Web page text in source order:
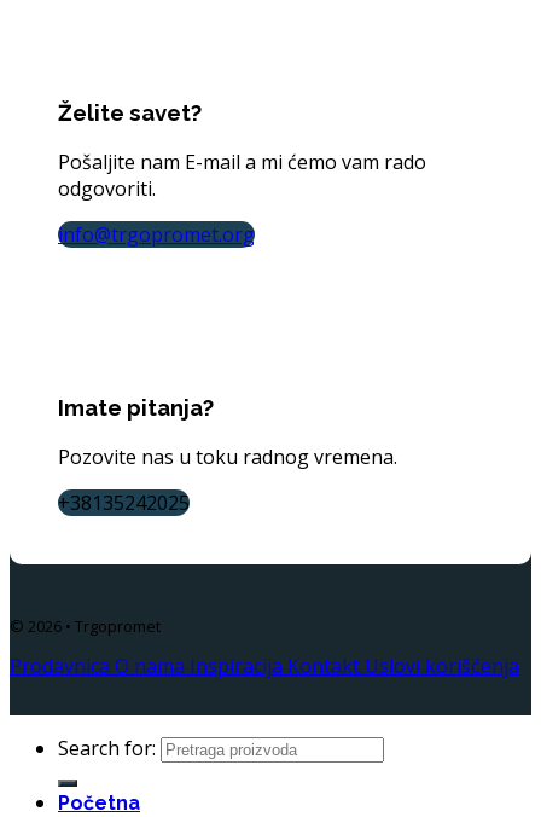
Želite savet?
Pošaljite nam E-mail a mi ćemo vam rado
odgovoriti.
info@trgopromet.org
Imate pitanja?
Pozovite nas u toku radnog vremena.
+38135242025
© 2026 • Trgopromet
Prodavnica O nama Inspiracija Kontakt Uslovi korišćenja
Search for:
Početna